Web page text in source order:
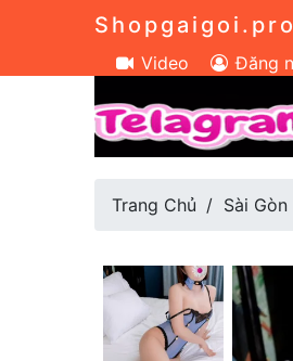
Shopgaigoi.pro
Video Đăng
Trang Chủ Sài Gòn